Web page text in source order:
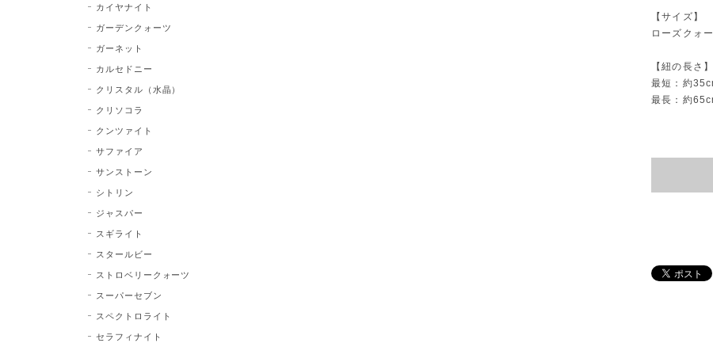
【サイズ】
ローズクォ
【紐の長さ】
最短：約
最長：約
カイヤナイト
ガーデンクォーツ
ガーネット
カルセドニー
クリスタル（水晶）
クリソコラ
クンツァイト
サファイア
サンストーン
シトリン
ジャスパー
スギライト
スタールビー
ストロベリークォーツ
スーパーセブン
スペクトロライト
セラフィナイト